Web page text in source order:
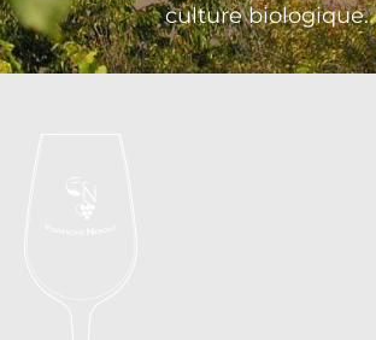
culture biologique.